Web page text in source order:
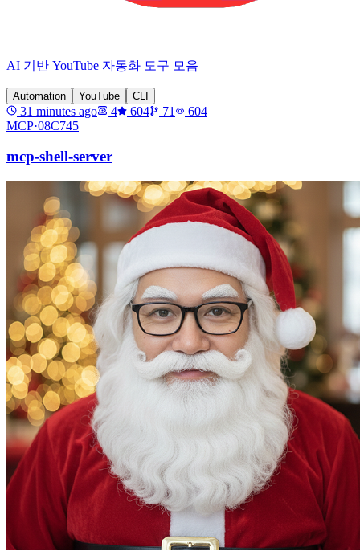
AI 기반 YouTube 자동화 도구 모음
Automation YouTube CLI
31 minutes ago 4 604 71
604
MCP·08C745
mcp-shell-server